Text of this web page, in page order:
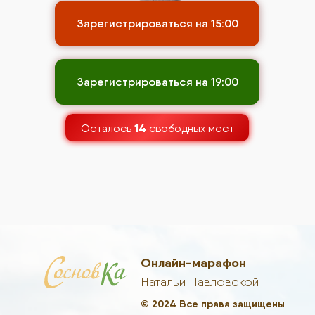
Зарегистрироваться на 15:00
Зарегистрироваться на 19:00
Осталось14 свободных мест
Онлайн-марафон
Натальи Павловской
© 2024 Все права защищены